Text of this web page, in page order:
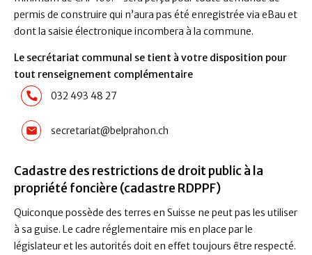
permis de construire qui n’aura pas été enregistrée via eBau et
dont la saisie électronique incombera à la commune.
Le secrétariat communal se tient à votre disposition pour
tout renseignement complémentaire
032 493 48 27
secretariat@belprahon.ch
Cadastre des restrictions de droit public à la
propriété foncière (cadastre RDPPF)
Quiconque possède des terres en Suisse ne peut pas les utiliser
à sa guise. Le cadre réglementaire mis en place par le
législateur et les autorités doit en effet toujours être respecté.